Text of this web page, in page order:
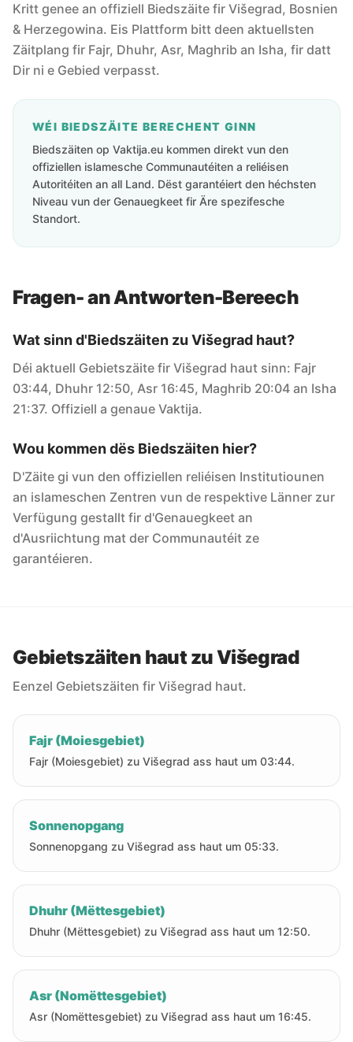
Kritt genee an offiziell Biedszäite fir Višegrad, Bosnien
& Herzegowina. Eis Plattform bitt deen aktuellsten
Zäitplang fir Fajr, Dhuhr, Asr, Maghrib an Isha, fir datt
Dir ni e Gebied verpasst.
WÉI BIEDSZÄITE BERECHENT GINN
Biedszäiten op Vaktija.eu kommen direkt vun den
offiziellen islamesche Communautéiten a reliéisen
Autoritéiten an all Land. Dëst garantéiert den héchsten
Niveau vun der Genauegkeet fir Äre spezifesche
Standort.
Fragen- an Antworten-Bereech
Wat sinn d'Biedszäiten zu Višegrad haut?
Déi aktuell Gebietszäite fir Višegrad haut sinn: Fajr
03:44, Dhuhr 12:50, Asr 16:45, Maghrib 20:04 an Isha
21:37. Offiziell a genaue Vaktija.
Wou kommen dës Biedszäiten hier?
D'Zäite gi vun den offiziellen reliéisen Institutiounen
an islameschen Zentren vun de respektive Länner zur
Verfügung gestallt fir d'Genauegkeet an
d'Ausriichtung mat der Communautéit ze
garantéieren.
Gebietszäiten haut zu Višegrad
Eenzel Gebietszäiten fir Višegrad haut.
Fajr (Moiesgebiet)
Fajr (Moiesgebiet) zu Višegrad ass haut um 03:44.
Sonnenopgang
Sonnenopgang zu Višegrad ass haut um 05:33.
Dhuhr (Mëttesgebiet)
Dhuhr (Mëttesgebiet) zu Višegrad ass haut um 12:50.
Asr (Nomëttesgebiet)
Asr (Nomëttesgebiet) zu Višegrad ass haut um 16:45.